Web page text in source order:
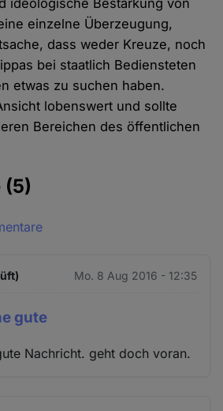
ideologische Bestärkung von
einzelne Überzeugung,
dass weder Kreuze, noch
bei staatlich Bediensteten
etwas zu suchen haben.
lobenswert und sollte
Bereichen des öffentlichen
(5)
Mo. 8 Aug 2016 - 12:35
gute
Nachricht. geht doch voran.